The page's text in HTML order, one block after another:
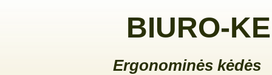
BIURO-
Ergonominės kėdės